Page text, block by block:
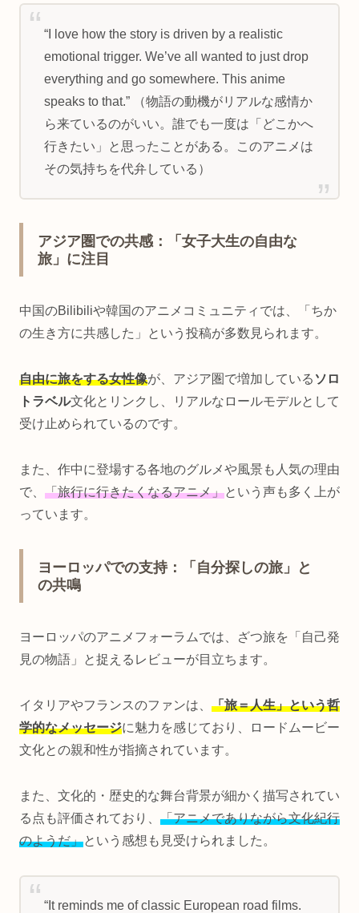
“I love how the story is driven by a realistic
emotional trigger. We’ve all wanted to just drop
everything and go somewhere. This anime
speaks to that.” （物語の動機がリアルな感情か
ら来ているのがいい。誰でも一度は「どこかへ
行きたい」と思ったことがある。このアニメは
その気持ちを代弁している）
アジア圏での共感：「女子大生の自由な
旅」に注目
中国のBilibiliや韓国のアニメコミュニティでは、「ちか
の生き方に共感した」という投稿が多数見られます。
自由に旅をする女性像が、アジア圏で増加している ソロ
トラベル文化とリンクし、リアルなロールモデルとして
受け止められているのです。
また、作中に登場する各地のグルメや風景も人気の理由
で、 「旅行に行きたくなるアニメ」という声も多く上が
っています。
ヨーロッパでの支持：「自分探しの旅」と
の共鳴
ヨーロッパのアニメフォーラムでは、ざつ旅を「自己発
見の物語」と捉えるレビューが目立ちます。
イタリアやフランスのファンは、 「旅＝人生」という哲
学的なメッセージに魅力を感じており、ロードムービー
文化との親和性が指摘されています。
また、文化的・歴史的な舞台背景が細かく描写されてい
る点も評価されており、 「アニメでありながら文化紀行
のようだ」という感想も見受けられました。
“It reminds me of classic European road films.